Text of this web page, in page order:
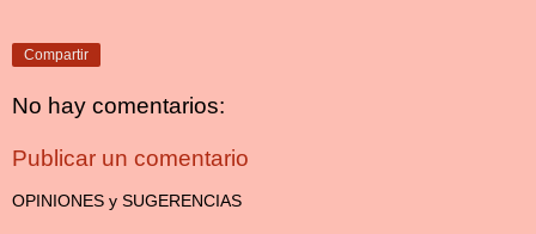
Compartir
No hay comentarios:
Publicar un comentario
OPINIONES y SUGERENCIAS